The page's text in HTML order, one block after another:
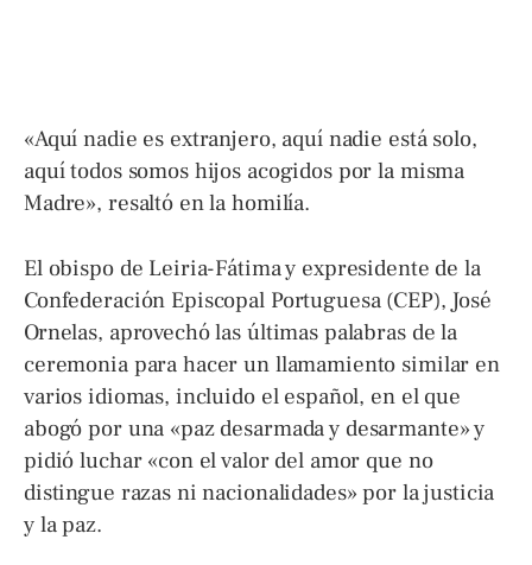
«Aquí nadie es extranjero, aquí nadie está solo,
aquí todos somos hijos acogidos por la misma
Madre», resaltó en la homilía.
El obispo de Leiria-Fátima y expresidente de la
Confederación Episcopal Portuguesa (CEP), José
Ornelas, aprovechó las últimas palabras de la
ceremonia para hacer un llamamiento similar en
varios idiomas, incluido el español, en el que
abogó por una «paz desarmada y desarmante» y
pidió luchar «con el valor del amor que no
distingue razas ni nacionalidades» por la justicia
y la paz.